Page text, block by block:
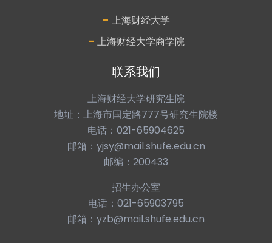
- 上海财经大学
- 上海财经大学商学院
联系我们
上海财经大学研究生院
地址：上海市国定路777号研究生院楼
电话：021-65904625
邮箱：yjsy@mail.shufe.edu.cn
邮编：200433
招生办公室
电话：021-65903795
邮箱：yzb@mail.shufe.edu.cn